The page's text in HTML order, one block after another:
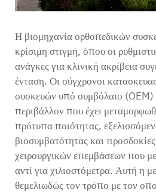
Η βιομηχανία ορθοπεδικών
κρίσιμη στιγμή, όπου οι
ανάγκες για κλινική ακρίβεια
ένταση. Οι σύγχρονοι
συσκευών υπό συμβόλαιο (OEM)
περιβάλλον που έχει
πρότυπα ποιότητας,
βιοσυμβατότητας και
χειρουργικών επεμβάσεων που
αντί για χιλιοστόμετρα. Αυτή η
θεμελιωδώς τον τρόπο με τον